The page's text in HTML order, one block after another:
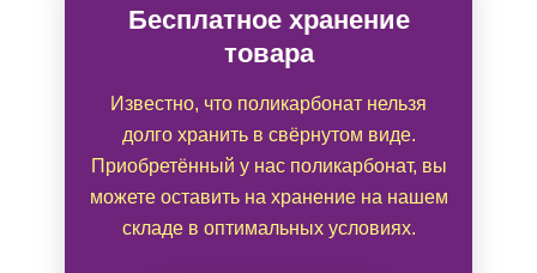
Бесплатное хранение
товара
Известно, что поликарбонат нельзя
долго хранить в свёрнутом виде.
Приобретённый у нас поликарбонат, вы
можете оставить на хранение на нашем
складе в оптимальных условиях.